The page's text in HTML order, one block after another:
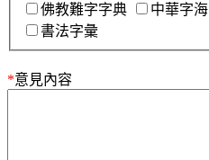
佛教難字字典
中華字海
書法字彙
*意見內容